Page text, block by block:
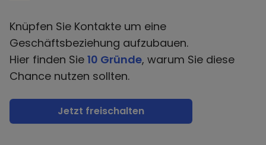
Knüpfen Sie Kontakte um eine
Geschäftsbeziehung aufzubauen.
Hier finden Sie 10 Gründe, warum Sie diese
Chance nutzen sollten.
Jetzt freischalten